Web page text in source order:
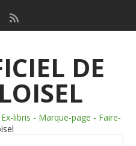
DE
Ex-libris - Marque-page - Faire-